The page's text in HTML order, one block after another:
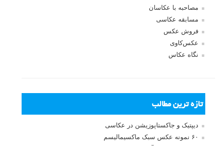
مصاحبه با عکاسان
مسابقه عکاسی
فروش عکس
عکس‌کاوی
نگاه عکاس
تازه ترین مطالب
دیپتیک و جاکستا‌پوزیشن در عکاسی
۶۰ نمونه عکس سبک ماکسیمالیسم